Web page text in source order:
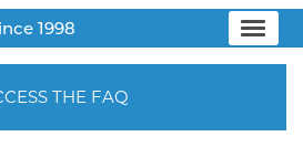
1998
THE FAQ